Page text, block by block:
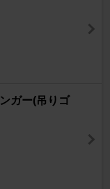
ガー(吊りゴ